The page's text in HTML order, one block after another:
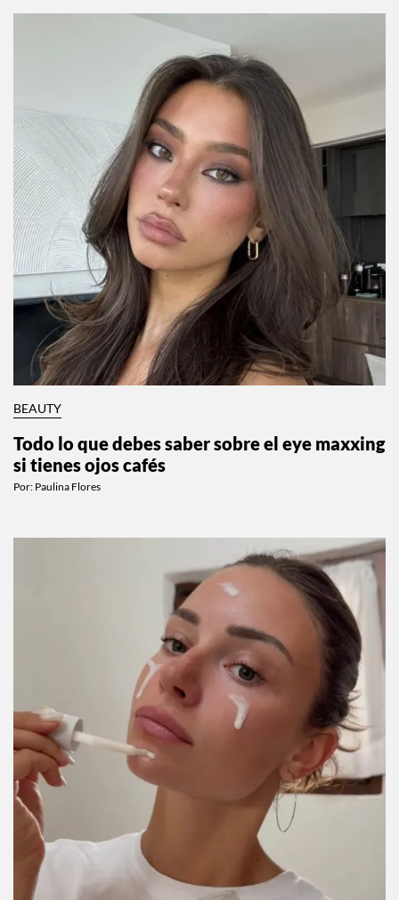
BEAUTY
Todo lo que debes saber sobre el eye maxxing
si tienes ojos cafés
Por: Paulina Flores